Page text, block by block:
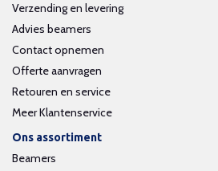
Verzending en levering
Advies beamers
Contact opnemen
Offerte aanvragen
Retouren en service
Meer Klantenservice
Ons assortiment
Beamers